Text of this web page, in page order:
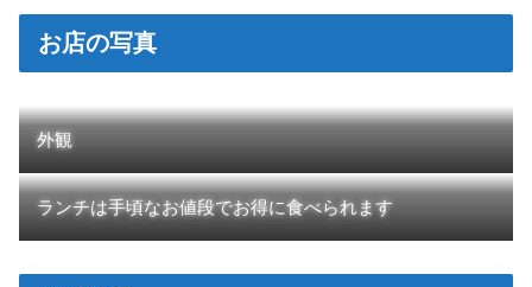
お店の写真
外観
ランチは手頃なお値段でお得に食べられます